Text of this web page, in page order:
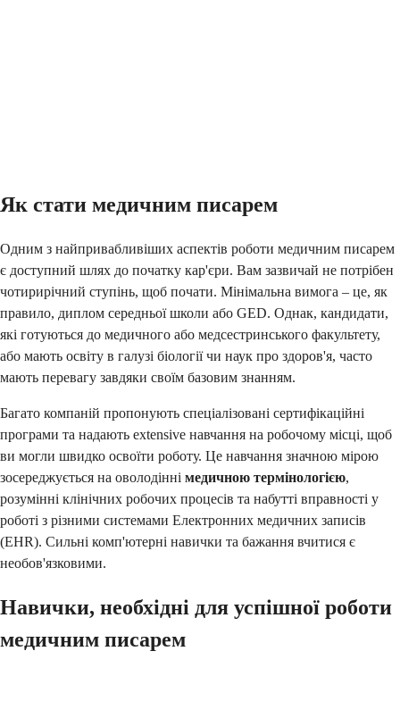
Як стати медичним писарем
Одним з найпривабливіших аспектів роботи медичним писарем
є доступний шлях до початку кар'єри. Вам зазвичай не потрібен
чотирирічний ступінь, щоб почати. Мінімальна вимога – це, як
правило, диплом середньої школи або GED. Однак, кандидати,
які готуються до медичного або медсестринського факультету,
або мають освіту в галузі біології чи наук про здоров'я, часто
мають перевагу завдяки своїм базовим знанням.
Багато компаній пропонують спеціалізовані сертифікаційні
програми та надають extensive навчання на робочому місці, щоб
ви могли швидко освоїти роботу. Це навчання значною мірою
зосереджується на оволодінні медичною термінологією,
розумінні клінічних робочих процесів та набутті вправності у
роботі з різними системами Електронних медичних записів
(EHR). Сильні комп'ютерні навички та бажання вчитися є
необов'язковими.
Навички, необхідні для успішної роботи
медичним писарем